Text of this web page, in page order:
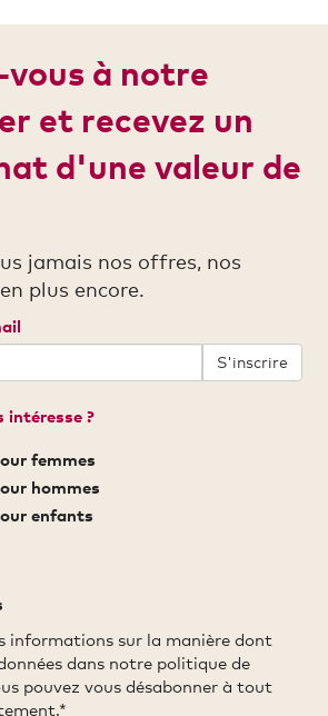
à notre
et recevez un
d'une valeur de
jamais nos offres, nos
plus encore.
S'inscrire
intéresse ?
femmes
hommes
enfants
informations sur la manière dont
dans notre politique de
pouvez vous désabonner à tout